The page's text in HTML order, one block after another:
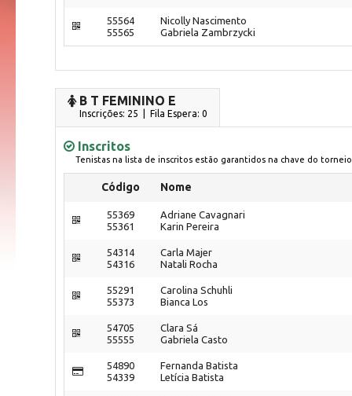
55564
55565
Nicolly Nascimento
Gabriela Zambrzycki
B T FEMININO E
Inscrições: 25 | Fila Espera: 0
Inscritos
Tenistas na lista de inscritos estão garantidos na chave do torneio
Código Nome
55369
55361
Adriane Cavagnari
Karin Pereira
54314
54316
Carla Majer
Natali Rocha
55291
55373
Carolina Schuhli
Bianca Los
54705
55555
Clara Sá
Gabriela Casto
54890
54339
Fernanda Batista
Letícia Batista